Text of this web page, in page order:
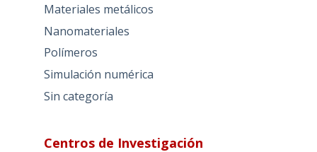
Materiales metálicos
Nanomateriales
Polímeros
Simulación numérica
Sin categoría
Centros de Investigación